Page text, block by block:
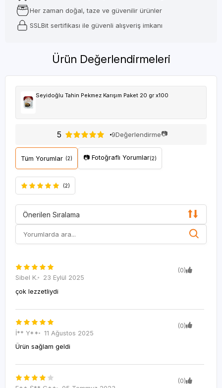
Her zaman doğal, taze ve güvenilir ürünler
SSLBit sertifikası ile güvenli alışveriş imkanı
Ürün Değerlendirmeleri
Seyidoğlu Tahin Pekmez Karışım Paket 20 gr x100
5 9Değerlendirme📷
Tüm Yorumlar (2) 📷 Fotoğraflı Yorumlar(2)
(2)
Önerilen Sıralama
(0)
Sibel K.
23 Eylül 2025
çok lezzetliydi
(0)
İ** Y**
11 Ağustos 2025
Ürün sağlam geldi
(0)